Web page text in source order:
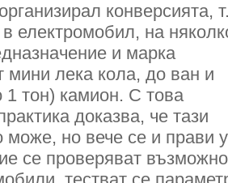
конверсията,
електромобил, на
и марка
мини лека кола, до ван и
1 тон) камион. С това
доказва, че тази
може, но вече се и прави
се проверяват